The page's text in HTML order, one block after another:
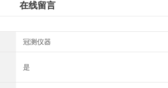
在线留言
冠测仪器
是